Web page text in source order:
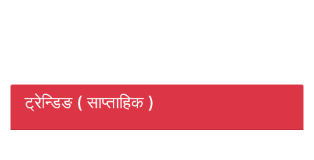
ट्रेन्डिङ ( साप्ताहिक )